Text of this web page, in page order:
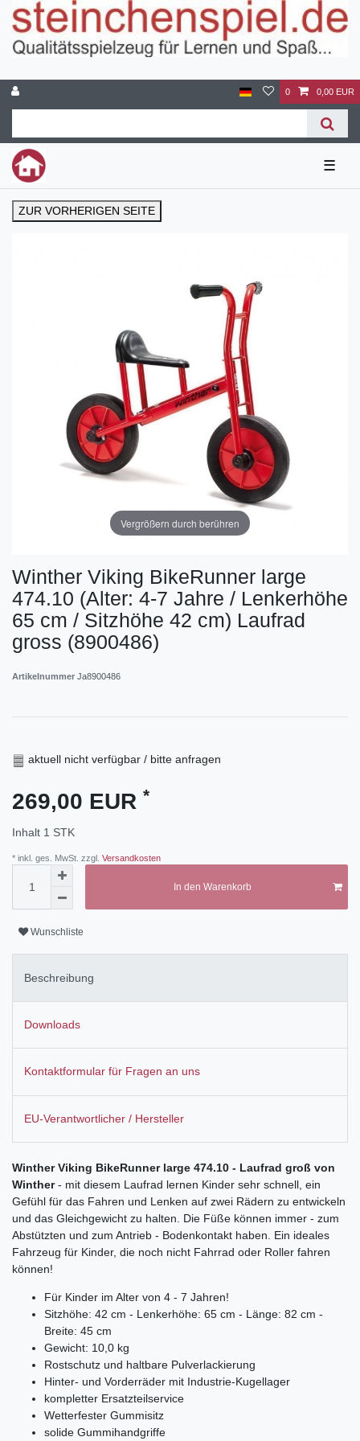
0 0,00 EUR
☰
ZUR VORHERIGEN SEITE
Vergrößern durch berühren
Winther Viking BikeRunner large
474.10 (Alter: 4-7 Jahre / Lenkerhöhe
65 cm / Sitzhöhe 42 cm) Laufrad
gross (8900486)
Artikelnummer Ja8900486
aktuell nicht verfügbar / bitte anfragen
269,00 EUR *
Inhalt 1 STK
* inkl. ges. MwSt. zzgl. Versandkosten
In den Warenkorb
Wunschliste
Beschreibung
Downloads
Kontaktformular für Fragen an uns
EU-Verantwortlicher / Hersteller
Winther Viking BikeRunner large 474.10 - Laufrad groß von
Winther- mit diesem Laufrad lernen Kinder sehr schnell, ein
Gefühl für das Fahren und Lenken auf zwei Rädern zu entwickeln
und das Gleichgewicht zu halten. Die Füße können immer - zum
Abstützten und zum Antrieb - Bodenkontakt haben. Ein ideales
Fahrzeug für Kinder, die noch nicht Fahrrad oder Roller fahren
können!
Für Kinder im Alter von 4 - 7 Jahren!
Sitzhöhe: 42 cm - Lenkerhöhe: 65 cm - Länge: 82 cm -
Breite: 45 cm
Gewicht: 10,0 kg
Rostschutz und haltbare Pulverlackierung
Hinter- und Vorderräder mit Industrie-Kugellager
kompletter Ersatzteilservice
Wetterfester Gummisitz
solide Gummihandgriffe